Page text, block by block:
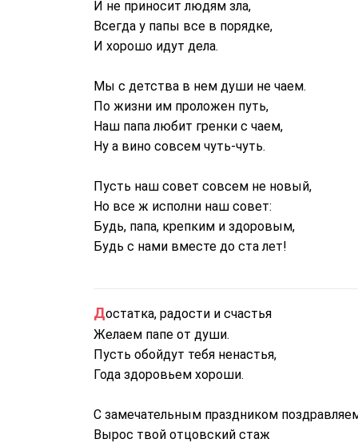
И не приносит людям зла,
Всегда у папы все в порядке,
И хорошо идут дела.
Мы с детства в нем души не чаем.
По жизни им проложен путь,
Наш папа любит гренки с чаем,
Ну а вино совсем чуть-чуть.
Пусть наш совет совсем не новый,
Но все ж исполни наш совет:
Будь, папа, крепким и здоровым,
Будь с нами вместе до ста лет!
Достатка, радости и счастья
Желаем папе от души.
Пусть обойдут тебя ненастья,
Года здоровьем хороши.
С замечательным праздником
Вырос твой отцовский стаж